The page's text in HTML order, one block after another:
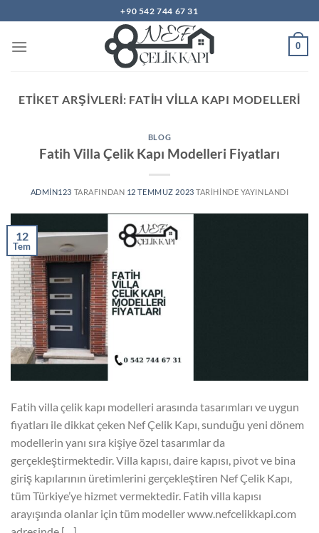
atla
+90 542 744 67 31
0
ETIKET ARŞIVLERI: FATIH VILLA KAPI MODELLERI
BLOG
Fatih Villa Çelik Kapı Modelleri Fiyatları
ADMIN123 TARAFINDAN 12 TEMMUZ 2023 TARIHINDE YAYINLANDI
12
Tem
Fatih villa çelik kapı modelleri arasında tasarımları ve uygun
fiyatları ile dikkat çeken Nef Çelik Kapı, sunduğu yeni dönem
modellerin yanı sıra kişiye özel tasarımlar da
gerçekleştirmektedir. Villa kapısı, daire kapısı, pivot ve bina
giriş kapılarının üretimlerini gerçekleştiren Nef Çelik Kapı,
tüm Türkiye’ye hizmet vermektedir. Fatih villa kapısı
arayışında olanlar için tüm modeller www.nefcelikkapi.com